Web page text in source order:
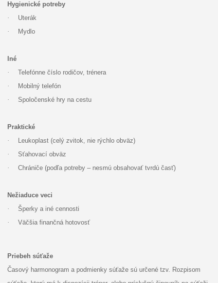
Hygienické potreby
·
Uterák
·
Mydlo
Iné
·
Telefónne číslo rodičov, trénera
·
Mobilný telefón
·
Spoločenské hry na cestu
Praktické
·
Leukoplast (celý zvitok, nie rýchlo obväz)
·
Sťahovací obväz
·
Chrániče (podľa potreby – nesmú obsahovať tvrdú časť)
Nežiaduce veci
·
Šperky a iné cennosti
·
Väčšia finančná hotovosť
Priebeh súťaže
Časový harmonogram a podmienky súťaže sú určené tzv. Rozpisom